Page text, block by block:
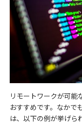
リモートワークが可能
おすすめです。なかで
は、以下の例が挙げら